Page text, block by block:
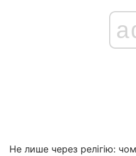
Не лише через релігію: